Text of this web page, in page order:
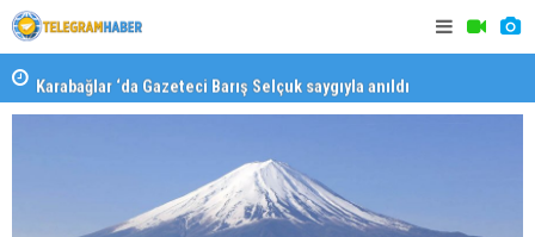
Karabağlar ‘da Gazeteci Barış Selçuk saygıyla anıldı